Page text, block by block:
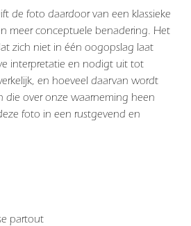
de foto daardoor van een klassieke
meer conceptuele benadering. Het
zich niet in één oogopslag laat
interpretatie en nodigt uit tot
en hoeveel daarvan wordt
die over onze waarneming heen
foto in een rustgevend en
partout